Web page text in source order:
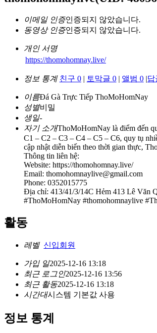
이메일 인증인증되지 않았습니다.
동영상 인증인증되지 않았습니다.
개인 서명
https://thomohomnay.live/
정보 통계 친구 0 | 토막글 0 | 앨범 0 |답
이름Đá Gà Trực Tiếp ThoMoHomNay
성별비밀
생일-
자기 소개ThoMoHomNay là điểm đến
C1 – C2 – C3 – C4 – C5 – C6, quy tụ
cập nhật diễn biến theo thời gian thực,
Thông tin liên hệ:
Website: https://thomohomnay.live/
Email: thomohomnaylive@gmail.com
Phone: 0352015775
Địa chỉ: 413/41/3/14C Hẻm 413 Lê Văn
#ThoMoHomNay #thomohomnaylive
활동
레벨 신입회원
가입 일2025-12-16 13:18
최근 로그인2025-12-16 13:56
최근 활동2025-12-16 13:18
시간대시스템 기본값 사용
정보 통계